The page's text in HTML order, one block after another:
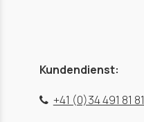
Kundendienst:
+41 (0)34 491 81 81